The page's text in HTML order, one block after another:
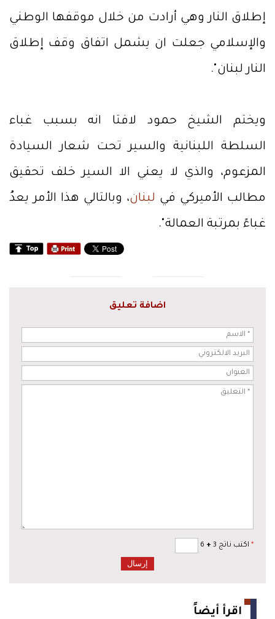
إطلاق النار وهي أرادت من خلال موقفها الوطني
والإسلامي جعلت ان يشمل اتفاق وقف إطلاق
النار لبنان".
ويختم الشيخ حمود لافتا انه بسبب غباء
السلطة اللبنانية والسير تحت شعار السيادة
المزعوم، والذي لا يعني الا السير خلف تحقيق
مطالب الأميركي في لبنان، وبالتالي هذا الأمر يعدُ
غباءً بمرتبة العمالة".
اضافة تعليق
* اكتب ناتج 3 +
اقرأ أيضاً